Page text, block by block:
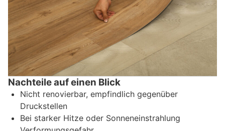
Nachteile auf einen Blick
Nicht renovierbar, empfindlich gegenüber
Druckstellen
Bei starker Hitze oder Sonneneinstrahlung